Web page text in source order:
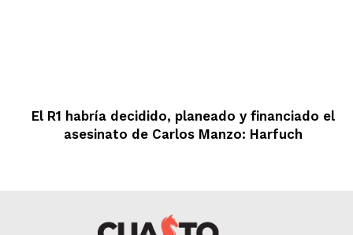
El R1 habría decidido, planeado y financiado el
asesinato de Carlos Manzo: Harfuch